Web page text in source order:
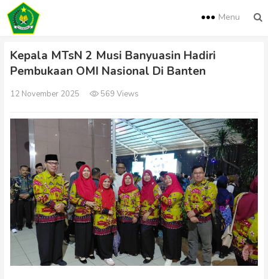
Menu
Kepala MTsN 2 Musi Banyuasin Hadiri
Pembukaan OMI Nasional Di Banten
12 November 2025 569 Views